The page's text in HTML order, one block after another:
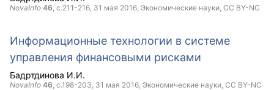
NovaInfo 46, с.211-216, 31 мая 2016, Экономические науки, CC BY-NC
Информационные технологии в системе
управления финансовыми рисками
Бадртдинова И.И.
NovaInfo 46, с.198-203, 31 мая 2016, Экономические науки, CC BY-NC